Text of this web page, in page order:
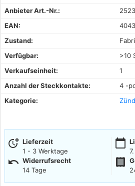
Anbieter Art.-Nr.:
EAN:
Zustand:
Verfügbar:
>10
Verkaufseinheit:
1
Anzahl der Steckkontakte:
4 -
Kategorie:
more_time Lieferzeit
1 - 3 Werktage
calendar_today
undo Widerrufsrecht
14 Tage
receipt